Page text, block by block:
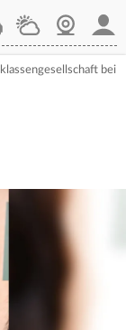
WetterWebcam
bei